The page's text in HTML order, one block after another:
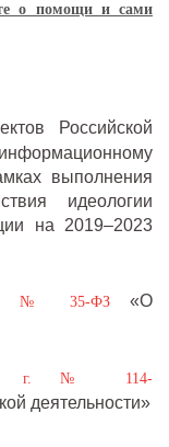
о помощи и сами
Российской
выполнения
идеологии
на 2019–2023
г. № 35-ФЗ «О
г. № 114-
деятельности»